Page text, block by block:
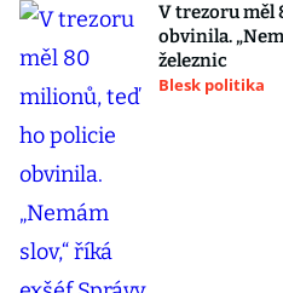
V trezoru měl
obvinila.
železnic
Blesk politika